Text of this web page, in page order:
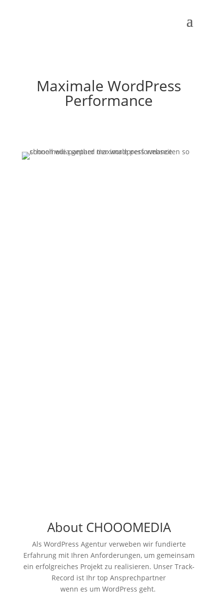
Maximale WordPress
Performance
About CHOOOMEDIA
Als WordPress Agentur verweben wir fundierte
Erfahrung mit Ihren Anforderungen, um gemeinsam
ein erfolgreiches Projekt zu realisieren. Unser Track-
Record ist Ihr top Ansprechpartner
wenn es um WordPress geht.